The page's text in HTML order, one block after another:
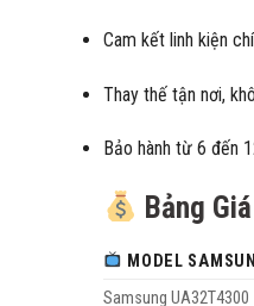
Cam kết linh kiện
Thay thế tận nơi,
Bảo hành từ 6 đến
Bảng
MODEL
Samsung UA32T4300